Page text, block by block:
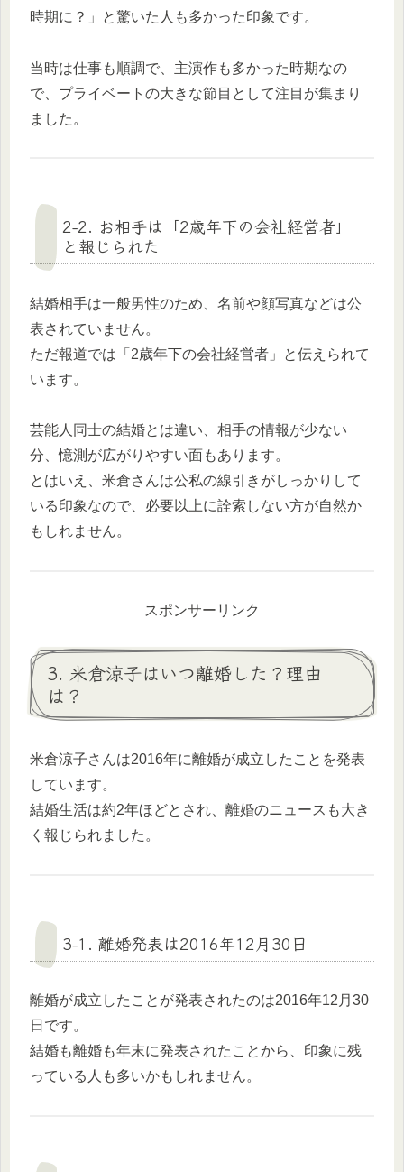
時期に？」と驚いた人も多かった印象です。
当時は仕事も順調で、主演作も多かった時期なの
で、プライベートの大きな節目として注目が集まり
ました。
2-2. お相手は「2歳年下の会社経営者」
と報じられた
結婚相手は一般男性のため、名前や顔写真などは公
表されていません。
ただ報道では「2歳年下の会社経営者」と伝えられて
います。
芸能人同士の結婚とは違い、相手の情報が少ない
分、憶測が広がりやすい面もあります。
とはいえ、米倉さんは公私の線引きがしっかりして
いる印象なので、必要以上に詮索しない方が自然か
もしれません。
スポンサーリンク
3. 米倉涼子はいつ離婚した？理由
は？
米倉涼子さんは2016年に離婚が成立したことを発表
しています。
結婚生活は約2年ほどとされ、離婚のニュースも大き
く報じられました。
3-1. 離婚発表は2016年12月30日
離婚が成立したことが発表されたのは2016年12月30
日です。
結婚も離婚も年末に発表されたことから、印象に残
っている人も多いかもしれません。